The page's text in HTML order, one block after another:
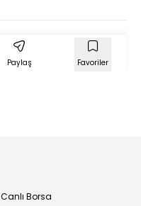
Paylaş Favoriler
Canlı Borsa